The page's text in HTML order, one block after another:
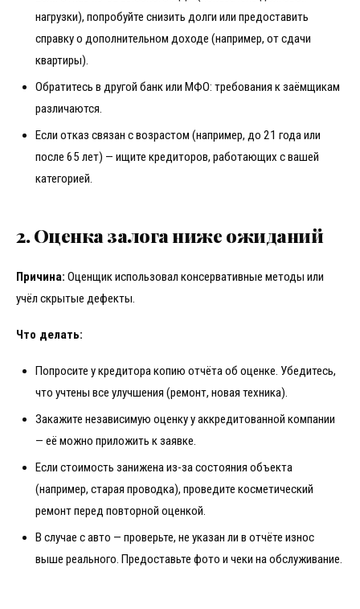
нагрузки), попробуйте снизить долги или предоставить
справку о дополнительном доходе (например, от сдачи
квартиры).
Обратитесь в другой банк или МФО: требования к заёмщикам
различаются.
Если отказ связан с возрастом (например, до 21 года или
после 65 лет) — ищите кредиторов, работающих с вашей
категорией.
2. Оценка залога ниже ожиданий
Причина: Оценщик использовал консервативные методы или
учёл скрытые дефекты.
Что делать:
Попросите у кредитора копию отчёта об оценке. Убедитесь,
что учтены все улучшения (ремонт, новая техника).
Закажите независимую оценку у аккредитованной компании
— её можно приложить к заявке.
Если стоимость занижена из-за состояния объекта
(например, старая проводка), проведите косметический
ремонт перед повторной оценкой.
В случае с авто — проверьте, не указан ли в отчёте износ
выше реального. Предоставьте фото и чеки на обслуживание.